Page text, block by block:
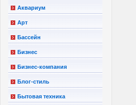
Аквариум
Арт
Бассейн
Бизнес
Бизнес-компания
Блог-стиль
Бытовая техника